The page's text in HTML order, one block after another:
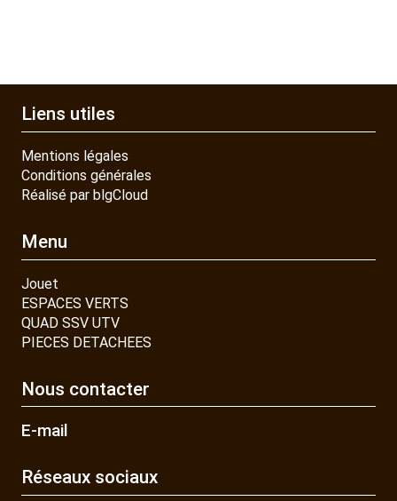
Liens utiles
Mentions légales
Conditions générales
Réalisé par blgCloud
Menu
Jouet
ESPACES VERTS
QUAD SSV UTV
PIECES DETACHEES
Nous contacter
E-mail
Réseaux sociaux